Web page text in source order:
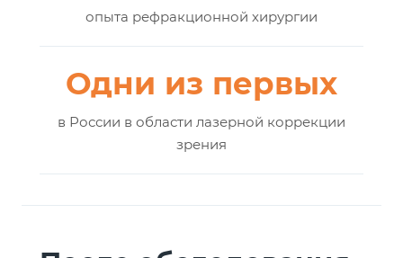
опыта рефракционной хирургии
Одни из первых
в России в области лазерной коррекции
зрения